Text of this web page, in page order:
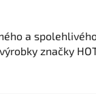
a
značky